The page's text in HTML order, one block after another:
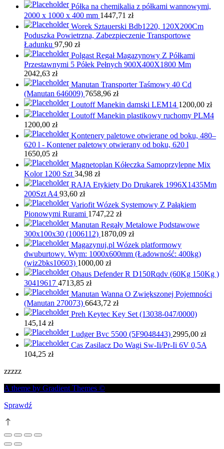
Półka na chemikalia z półkami wannowymi,
2000 x 1000 x 400 mm 1447,71 zł
Worek Sztauerski Bdb1220, 120X200Cm
Poduszka Powietrzna, Zabezpieczenie Transportowe
Ładunku 97,90 zł
Polgast Regał Magazynowy Z Półkami
Przestawnymi 5 Półek Pełnych 900X400X1800 Mm
2042,63 zł
Manutan Transporter Taśmowy 40 Cd
(Manutan 646009) 7658,96 zł
Loutoff Manekin damski LEM14 1200,00 zł
Loutoff Manekin plastikowy ruchomy PLM4
1200,00 zł
Kontenery paletowe otwierane od boku, 480–
620 l - Kontener paletowy otwierany od boku, 620 l
1650,05 zł
Magnetoplan Kółeczka Samoprzylepne Mix
Kolor 1200 Szt 34,98 zł
RAJA Etykiety Do Drukarek 1996X1435Mm
200Szt A4 93,60 zł
Variofit Wózek Systemowy Z Pałąkiem
Pionowymi Rurami 1747,22 zł
Manutan Regały Metalowe Podstawowe
300x100x30 (1006112) 1870,09 zł
Magazynuj.pl Wózek platformowy
dwuburtowy. Wym: 1000x600mm (Ładowność: 400kg)
(wiz2bks10603) 1000,00 zł
Ohaus Defender R D150Rqdv (60Kg 150Kg )
30419617 4713,85 zł
Manutan Wanna O Zwiększonej Pojemności
(Manutan 270073) 6643,72 zł
Preh Keytec Key Set (13038-047/0000)
145,14 zł
Ludger Bvc 5500 (5F9048443) 2995,00 zł
Cas Zasilacz Do Wagi Sw-Ii/Pr-Ii 6V 0,5A
104,25 zł
zzzzz
A theme by Gradient Themes ©
Sprawdź